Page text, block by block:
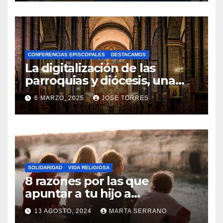
O
H
A
Y
C
O
M
N
T
A
R
I
O
CONFERENCIAS EPISCOPALES DESTACAMOS
La digitalización de las
parroquias y diócesis, una
realidad ya para el futuro de
la Iglesia
6 MARZO, 2025 JOSE TORRES
N
O
H
A
Y
SOLIDARIDAD VIDA RELIGIOSA
8 razones por las que
apuntar a tu hijo a
Catequesis
13 AGOSTO, 2024 MARTA SERRANO